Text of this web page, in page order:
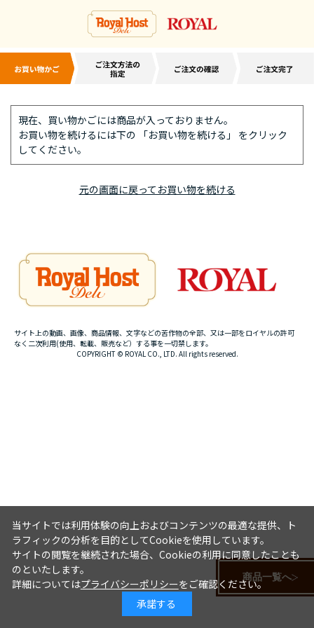
現在、買い物かごには商品が入っておりません。
お買い物を続けるには下の 「お買い物を続ける」 をクリック
してください。
元の画面に戻ってお買い物を続ける
商品一覧へ
COPYRIGHT © ROYAL CO., LTD. All rights reserved.
サイト上の動画、画像、商品情報、文字などの苦作物の全部、又は一部をロイヤルの許可
なく二次利用(使用、転載、販売など）する事を一切禁します。
当サイトでは利用体験の向上およびコンテンツの最適な提供、ト
ラフィックの分析を目的としてCookieを使用しています。
サイトの閲覧を継続された場合、Cookieの利用に同意したことも
のといたします。
詳細についてはプライバシーポリシーをご確認ください。
承諾する